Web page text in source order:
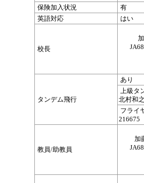
保険加入状況
有
英語対応
はい
校長
タンデム飛行
あり
上級タ
北村和之
フライ
216675
教員/助教員
加